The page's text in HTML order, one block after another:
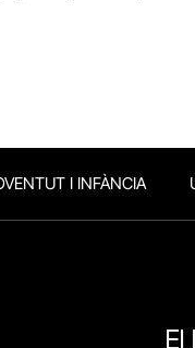
I INFÀNCIA